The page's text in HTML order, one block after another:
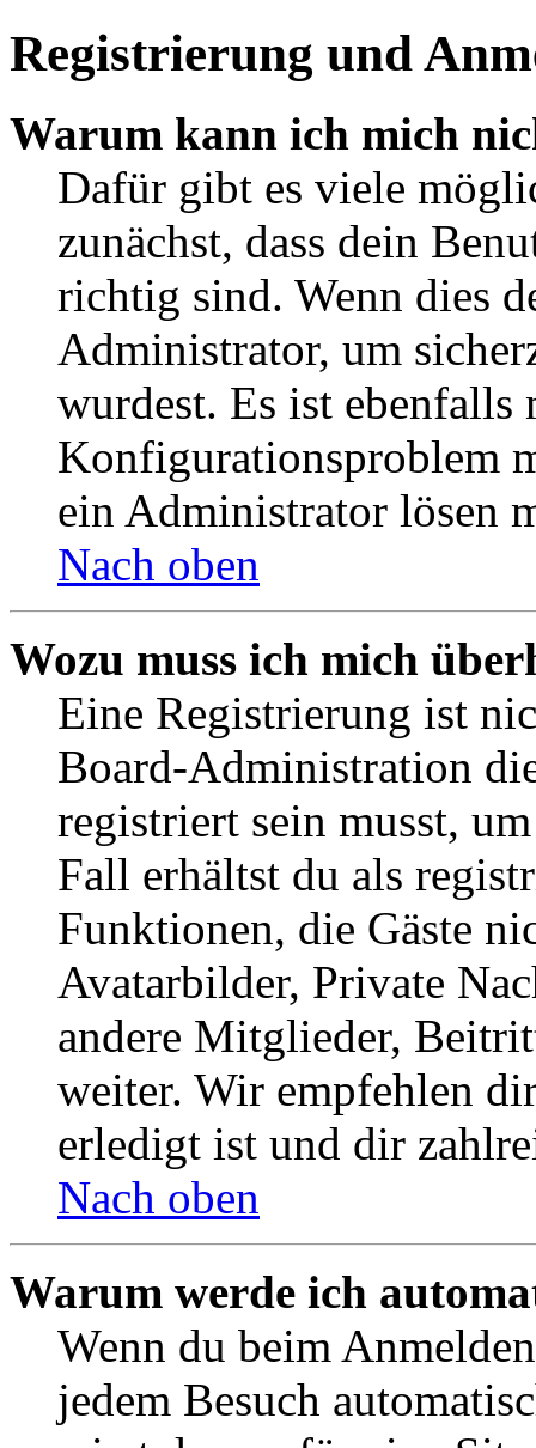
Registrierung und
Warum kann ich mich
Dafür gibt es viele
zunächst, dass dein
richtig sind. Wenn dies
Administrator, um
wurdest. Es ist ebenfalls
Konfigurationsproblem
ein Administrator lösen
Nach oben
Wozu muss ich mich
Eine Registrierung ist
Board-Administration
registriert sein musst,
Fall erhältst du als
Funktionen, die Gäste
Avatarbilder, Private
andere Mitglieder,
weiter. Wir empfehlen
erledigt ist und dir
Nach oben
Warum werde ich
Wenn du beim
jedem Besuch